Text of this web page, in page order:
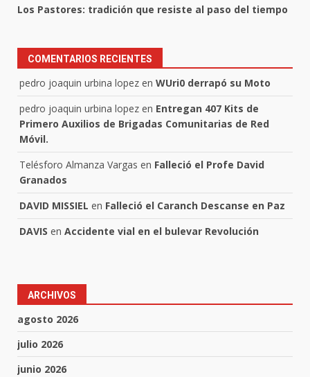
Los Pastores: tradición que resiste al paso del tiempo
COMENTARIOS RECIENTES
pedro joaquin urbina lopez en WUri0 derrapó su Moto
pedro joaquin urbina lopez en Entregan 407 Kits de
Primero Auxilios de Brigadas Comunitarias de Red
Móvil.
Telésforo Almanza Vargas en Falleció el Profe David
Granados
DAVID MISSIEL en Falleció el Caranch Descanse en Paz
DAVIS en Accidente vial en el bulevar Revolución
ARCHIVOS
agosto 2026
julio 2026
junio 2026